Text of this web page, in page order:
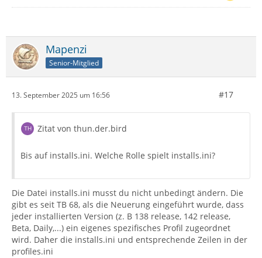
Mapenzi
Senior-Mitglied
13. September 2025 um 16:56 #17
Zitat von thun.der.bird
Bis auf installs.ini. Welche Rolle spielt installs.ini?
Die Datei installs.ini musst du nicht unbedingt ändern. Die
gibt es seit TB 68, als die Neuerung eingeführt wurde, dass
jeder installierten Version (z. B 138 release, 142 release,
Beta, Daily,...) ein eigenes spezifisches Profil zugeordnet
wird. Daher die installs.ini und entsprechende Zeilen in der
profiles.ini